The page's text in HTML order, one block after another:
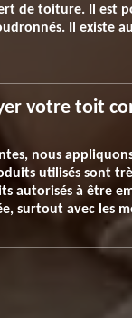
de toiture. Il est
Il existe
votre toit
nous
utilisés sont
autorisés à être
surtout avec les